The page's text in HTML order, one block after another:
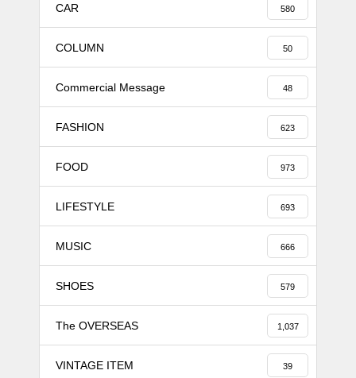
CAR 580
COLUMN 50
Commercial Message 48
FASHION 623
FOOD 973
LIFESTYLE 693
MUSIC 666
SHOES 579
The OVERSEAS 1,037
VINTAGE ITEM 39